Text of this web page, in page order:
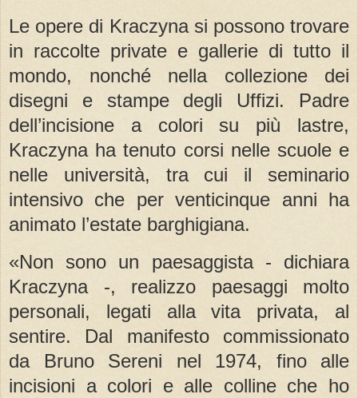
Le opere di Kraczyna si possono trovare
in raccolte private e gallerie di tutto il
mondo, nonché nella collezione dei
disegni e stampe degli Uffizi. Padre
dell’incisione a colori su più lastre,
Kraczyna ha tenuto corsi nelle scuole e
nelle università, tra cui il seminario
intensivo che per venticinque anni ha
animato l’estate barghigiana.
«Non sono un paesaggista - dichiara
Kraczyna -, realizzo paesaggi molto
personali, legati alla vita privata, al
sentire. Dal manifesto commissionato
da Bruno Sereni nel 1974, fino alle
incisioni a colori e alle colline che ho